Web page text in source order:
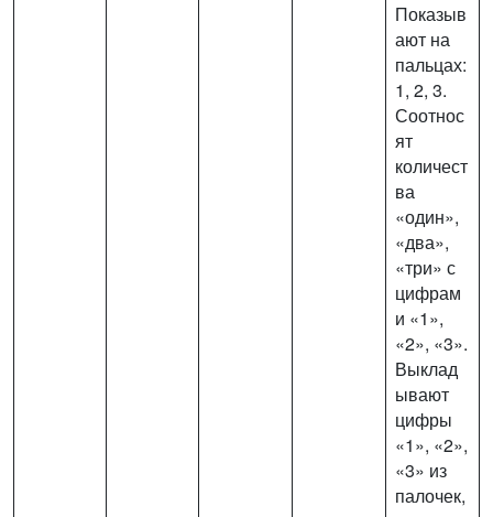
Показыв
ают на
пальцах:
1, 2, 3.
Соотнос
ят
количест
ва
«один»,
«два»,
«три» с
цифрам
и «1»,
«2», «3».
Выклад
ывают
цифры
«1», «2»,
«3» из
палочек,